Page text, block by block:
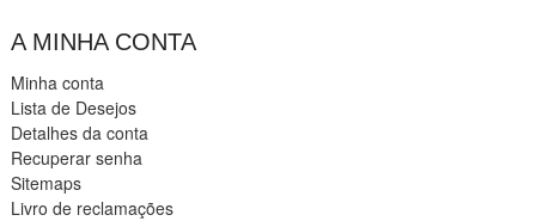
A MINHA CONTA
Minha conta
Lista de Desejos
Detalhes da conta
Recuperar senha
Sitemaps
Livro de reclamações